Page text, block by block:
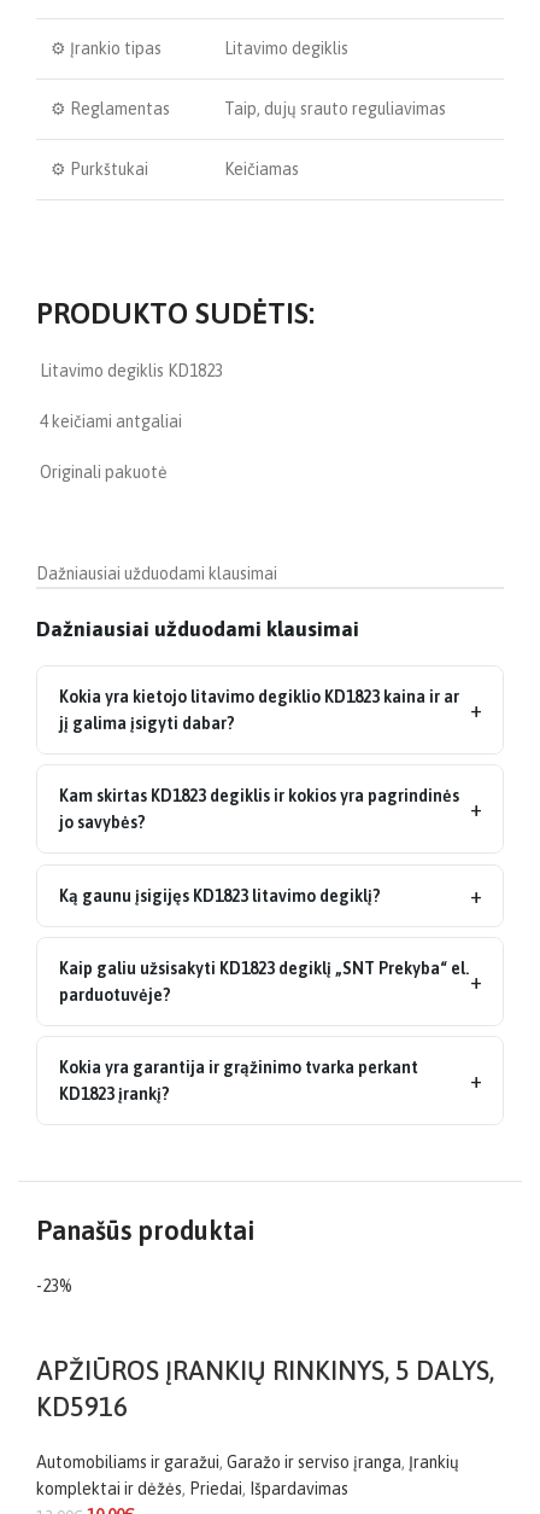
⚙️ Įrankio tipas Litavimo degiklis
⚙️ Reglamentas Taip, dujų srauto reguliavimas
⚙️ Purkštukai Keičiamas
PRODUKTO SUDĖTIS:
Litavimo degiklis KD1823
4 keičiami antgaliai
Originali pakuotė
Dažniausiai užduodami klausimai
Dažniausiai užduodami klausimai
Kokia yra kietojo litavimo degiklio KD1823 kaina ir ar
jį galima įsigyti dabar?
+
Kam skirtas KD1823 degiklis ir kokios yra pagrindinės
jo savybės?
+
Ką gaunu įsigijęs KD1823 litavimo degiklį? +
Kaip galiu užsisakyti KD1823 degiklį „SNT Prekyba“ el.
parduotuvėje?
+
Kokia yra garantija ir grąžinimo tvarka perkant
KD1823 įrankį?
+
Panašūs produktai
-23%
APŽIŪROS ĮRANKIŲ RINKINYS, 5 DALYS,
KD5916
Automobiliams ir garažui, Garažo ir serviso įranga, Įrankių
komplektai ir dėžės, Priedai, Išpardavimas